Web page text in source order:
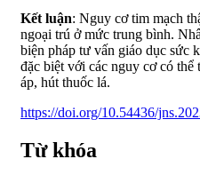
Kết luận: Nguy cơ tim mạch
ngoại trú ở mức trung bình.
biện pháp tư vấn giáo dục sức
đặc biệt với các nguy cơ có
áp, hút thuốc lá.
https://doi.org/10.54436/
Từ khóa